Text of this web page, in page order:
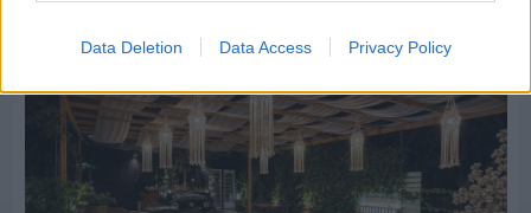
Data Deletion Data Access Privacy Policy